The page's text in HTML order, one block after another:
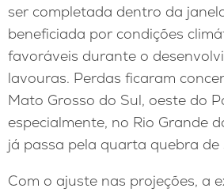
ser completada dentro da
beneficiada por condições
favoráveis durante o
lavouras. Perdas ficaram
Mato Grosso do Sul, oeste do
especialmente, no Rio Grande
já passa pela quarta quebra
Com o ajuste nas projeções, a